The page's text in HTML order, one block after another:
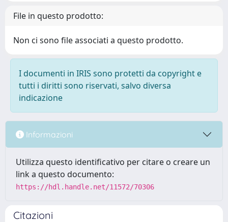
File in questo prodotto:
Non ci sono file associati a questo prodotto.
I documenti in IRIS sono protetti da copyright e
tutti i diritti sono riservati, salvo diversa
indicazione
Informazioni
Utilizza questo identificativo per citare o creare un
link a questo documento:
https://hdl.handle.net/11572/70306
Citazioni